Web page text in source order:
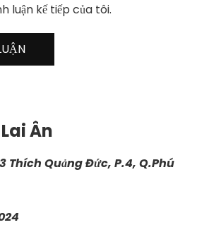
luận kế tiếp của tôi.
Ân
Thích Quảng Đức, P.4, Q.Phú